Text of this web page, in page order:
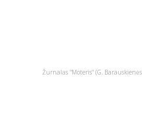
Žurnalas "Moteris" (G.